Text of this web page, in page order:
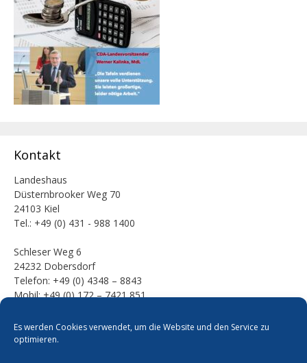
Es werden Cookies verwendet, um die Website und den Service zu
optimieren.
Kontakt
Landeshaus
Düsternbrooker Weg 70
24103 Kiel
Tel.: +49 (0) 431 - 988 1400
Schleser Weg 6
24232 Dobersdorf
Telefon: +49 (0) 4348 – 8843
Mobil: +49 (0) 172 – 7421 851
E-Mail:
mail [at] werner-kalinka [dot] de